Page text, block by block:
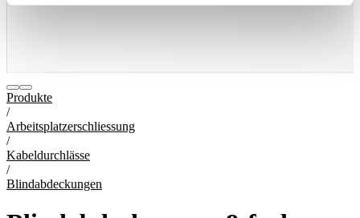
Produkte
/
Arbeitsplatzerschliessung
/
Kabeldurchlässe
/
Blindabdeckungen